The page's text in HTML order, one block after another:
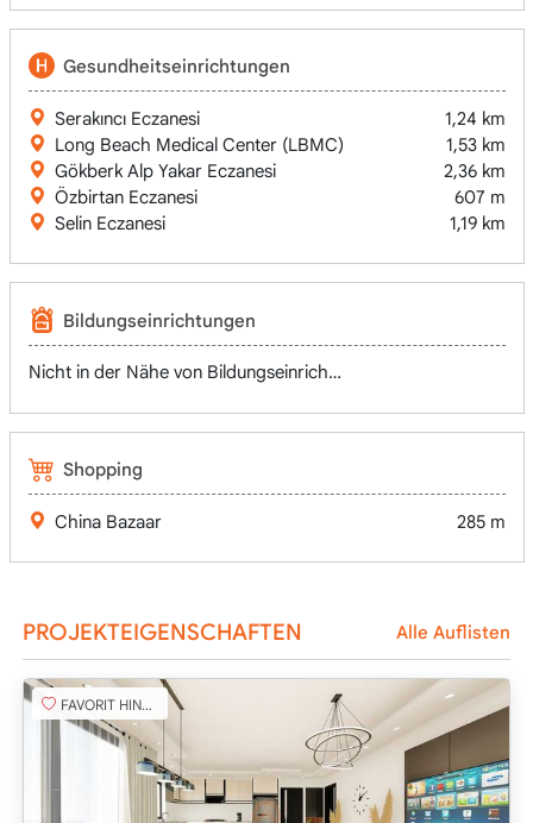
Gesundheitseinrichtungen
Serakıncı Eczanesi
1,24 km
Long Beach Medical Center (LBMC)
1,53 km
Gökberk Alp Yakar Eczanesi
2,36 km
Özbirtan Eczanesi
607 m
Selin Eczanesi
1,19 km
Bildungseinrichtungen
Nicht in der Nähe von Bildungseinrichtungen
Shopping
China Bazaar 285 m
PROJEKTEIGENSCHAFTEN Alle Auflisten
FAVORIT HINZUFÜGEN